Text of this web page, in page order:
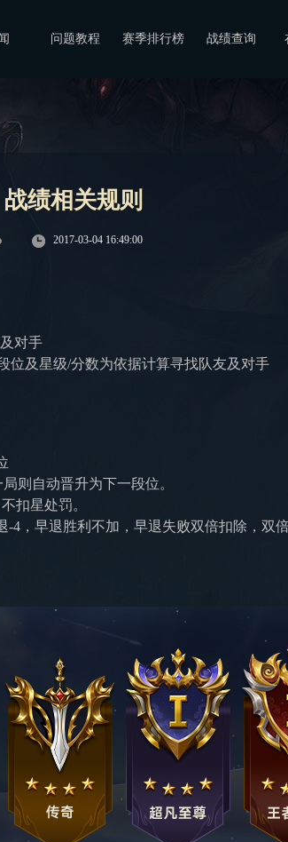
问题教程 赛季排行榜 战绩查询
战绩相关规则
2017-03-04 16:49:00
对手
位及星级/分数为依据计算寻找队友及对手
则自动晋升为下一段位。
扣星处罚。
，早退胜利不加，早退失败双倍扣除，双